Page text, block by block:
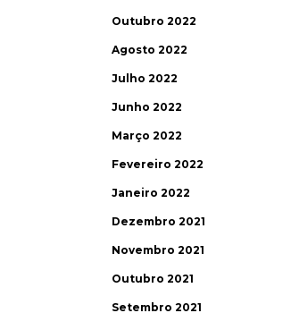
Outubro 2022
Agosto 2022
Julho 2022
Junho 2022
Março 2022
Fevereiro 2022
Janeiro 2022
Dezembro 2021
Novembro 2021
Outubro 2021
Setembro 2021